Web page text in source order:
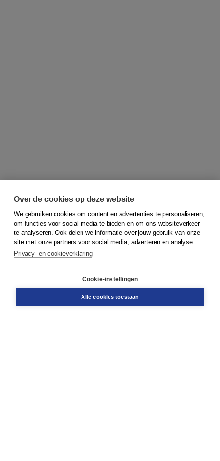
© 2026Koninklijke Boom uitgevers
Klantenservice
Service & informatie
Contact
Over de cookies op deze website
We gebruiken cookies om content en advertenties te personaliseren,
om functies voor social media te bieden en om ons websiteverkeer
te analyseren. Ook delen we informatie over jouw gebruik van onze
site met onze partners voor social media, adverteren en analyse.
Privacy- en cookieverklaring
Cookie-instellingen
Alle cookies toestaan